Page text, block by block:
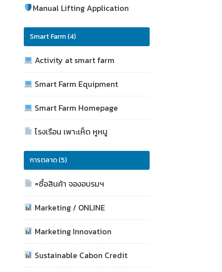
Manual Lifting Application
Smart Farm (4)
Activity at smart farm
Smart Farm Equipment
Smart Farm Homepage
โรงเรือน เพาะเห็ด หูหนู
การตลาด (5)
=ซื้อสินค้า จองอบรมฯ
Marketing / ONLINE
Marketing Innovation
Sustainable Cabon Credit